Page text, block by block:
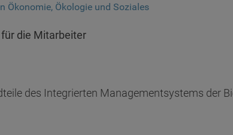
Ökonomie, Ökologie und Soziales
für die Mitarbeiter
des Integrierten Managementsystems der